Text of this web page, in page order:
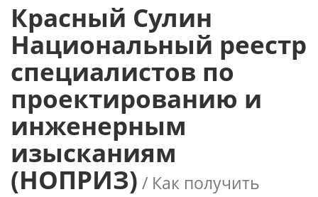
Красный Сулин
Национальный реестр
специалистов по
проектированию и
инженерным
изысканиям
(НОПРИЗ) / Как получить